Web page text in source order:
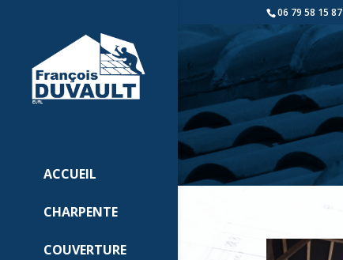
06 79 58 15 87
ACCUEIL
CHARPENTE
COUVERTURE